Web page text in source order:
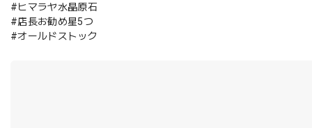
#ヒマラヤ水晶原石
#店長お勧め星5つ
#オールドストック